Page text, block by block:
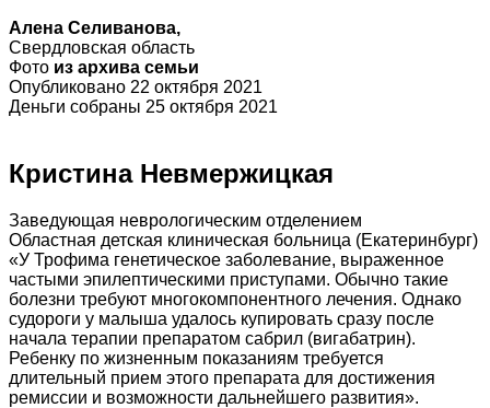
Алена Селиванова,
Свердловская область
Фото из архива семьи
Опубликовано 22 октября 2021
Деньги собраны 25 октября 2021
Кристина Невмержицкая
Заведующая неврологическим отделением
Областная детская клиническая больница (Екатеринбург)
«У Трофима генетическое заболевание, выраженное
частыми эпилептическими приступами. Обычно такие
болезни требуют многокомпонентного лечения. Однако
судороги у малыша удалось купировать сразу после
начала терапии препаратом сабрил (вигабатрин).
Ребенку по жизненным показаниям требуется
длительный прием этого препарата для достижения
ремиссии и возможности дальнейшего развития».